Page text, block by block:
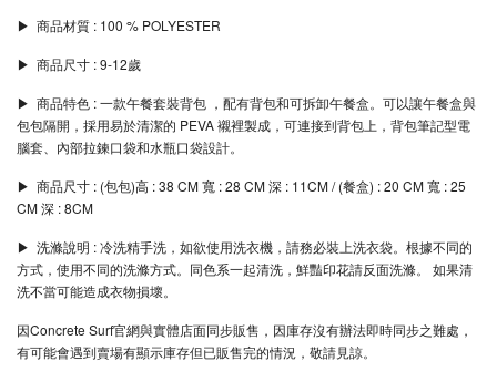
▶︎ 商品材質 : 100 % POLYESTER
▶︎ 商品尺寸 : 9-12歲
▶︎ 商品特色 : 一款午餐套裝背包 ，配有背包和可拆卸午餐盒。可以讓午餐盒與
包包隔開，採用易於清潔的 PEVA 襯裡製成，可連接到背包上，背包筆記型電
腦套、內部拉鍊口袋和水瓶口袋設計。
▶︎ 商品尺寸 : (包包)高 : 38 CM 寬 : 28 CM 深 : 11CM / (餐盒) : 20 CM 寬 : 25
CM 深 : 8CM
▶︎ 洗滌說明 : 冷洗精手洗，如欲使用洗衣機，請務必裝上洗衣袋。根據不同的
方式，使用不同的洗滌方式。同色系一起清洗，鮮豔印花請反面洗滌。 如果清
洗不當可能造成衣物損壞。
因Concrete Surf官網與實體店面同步販售，因庫存沒有辦法即時同步之難處，
有可能會遇到賣場有顯示庫存但已販售完的情況，敬請見諒。